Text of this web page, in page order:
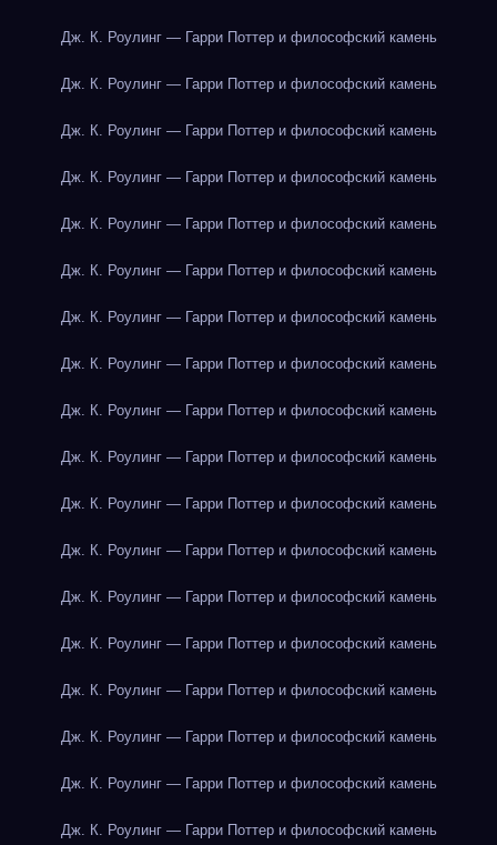
Дж. К. Роулинг — Гарри Поттер и философский камень
Дж. К. Роулинг — Гарри Поттер и философский камень
Дж. К. Роулинг — Гарри Поттер и философский камень
Дж. К. Роулинг — Гарри Поттер и философский камень
Дж. К. Роулинг — Гарри Поттер и философский камень
Дж. К. Роулинг — Гарри Поттер и философский камень
Дж. К. Роулинг — Гарри Поттер и философский камень
Дж. К. Роулинг — Гарри Поттер и философский камень
Дж. К. Роулинг — Гарри Поттер и философский камень
Дж. К. Роулинг — Гарри Поттер и философский камень
Дж. К. Роулинг — Гарри Поттер и философский камень
Дж. К. Роулинг — Гарри Поттер и философский камень
Дж. К. Роулинг — Гарри Поттер и философский камень
Дж. К. Роулинг — Гарри Поттер и философский камень
Дж. К. Роулинг — Гарри Поттер и философский камень
Дж. К. Роулинг — Гарри Поттер и философский камень
Дж. К. Роулинг — Гарри Поттер и философский камень
Дж. К. Роулинг — Гарри Поттер и философский камень